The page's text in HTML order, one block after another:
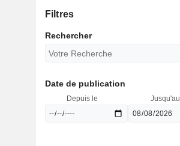
Filtres
Rechercher
Date de publication
Depuis le Jusqu'au